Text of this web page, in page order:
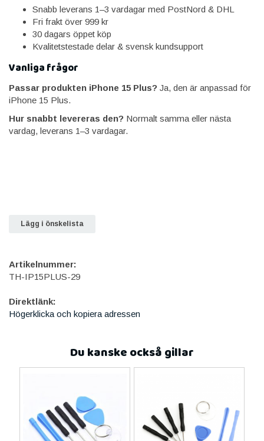
Snabb leverans 1–3 vardagar med PostNord & DHL
Fri frakt över 999 kr
30 dagars öppet köp
Kvalitetstestade delar & svensk kundsupport
Vanliga frågor
Passar produkten iPhone 15 Plus? Ja, den är anpassad för
iPhone 15 Plus.
Hur snabbt levereras den? Normalt samma eller nästa
vardag, leverans 1–3 vardagar.
Lägg i önskelista
Artikelnummer:
TH-IP15PLUS-29
Direktlänk:
Högerklicka och kopiera adressen
Du kanske också gillar